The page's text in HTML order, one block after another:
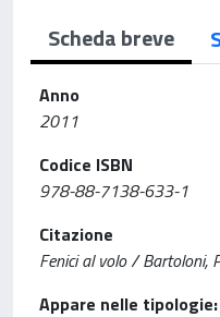
Scheda breve
Anno
2011
Codice ISBN
978-88-7138-633-1
Citazione
Fenici al volo / Bartoloni,
Appare nelle tipologie: